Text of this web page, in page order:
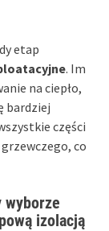
etap
. Im
na ciepło,
bardziej
części
co
wyborze
izolacją